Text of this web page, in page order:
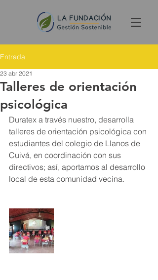
Entrada
Talleres de orientación
psicológica
23 abr 2021
Duratex a través nuestro, desarrolla
talleres de orientación psicológica con
estudiantes del colegio de Llanos de
Cuivá, en coordinación con sus
directivos; así, aportamos al desarrollo
local de esta comunidad vecina.